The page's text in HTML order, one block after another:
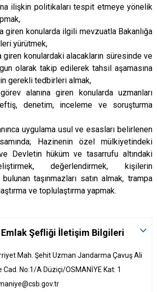
ilişkin politikaları tespit etmeye yönelik
giren konularda ilgili mevzuatla Bakanlığa
yürütmek,
giren konulardaki alacakların süresinde ve
olarak takip edilerek tahsil aşamasına
gerekli tedbirleri almak,
alanına giren konularda uzmanları
teftiş, denetim, inceleme ve soruşturma
uygulama usul ve esasları belirlenen
Hazinenin özel mülkiyetindeki
Devletin hüküm ve tasarrufu altındaki
değerlendirmek, kişilerin
taşınmazları satın almak, trampa
ve toplulaştırma yapmak.
Şefliği İletişim Bilgileri
Mah. Şehit Uzman Jandarma Çavuş Ali
Cad. No:1/A Düziçi/OSMANİYE Kat: 1